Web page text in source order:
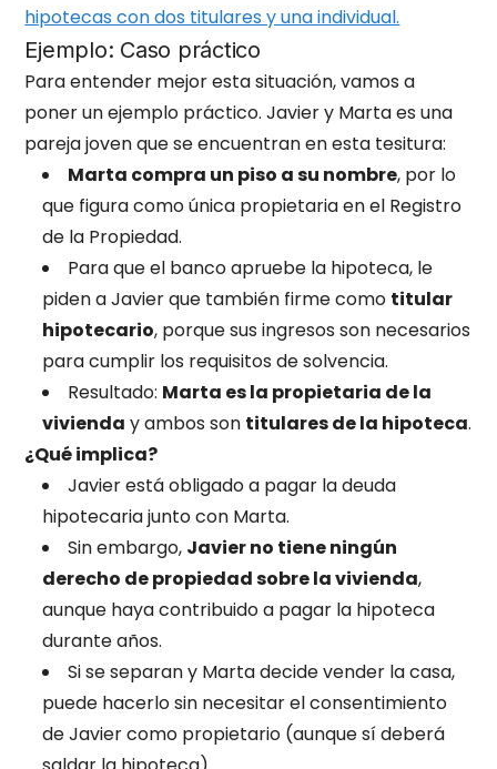
hipotecas con dos titulares y una individual.
Ejemplo: Caso práctico
Para entender mejor esta situación, vamos a
poner un ejemplo práctico. Javier y Marta es una
pareja joven que se encuentran en esta tesitura:
Marta compra un piso a su nombre, por lo
que figura como única propietaria en el Registro
de la Propiedad.
Para que el banco apruebe la hipoteca, le
piden a Javier que también firme como titular
hipotecario, porque sus ingresos son necesarios
para cumplir los requisitos de solvencia.
Resultado: Marta es la propietaria de la
vivienda y ambos son titulares de la hipoteca.
¿Qué implica?
Javier está obligado a pagar la deuda
hipotecaria junto con Marta.
Sin embargo, Javier no tiene ningún
derecho de propiedad sobre la vivienda,
aunque haya contribuido a pagar la hipoteca
durante años.
Si se separan y Marta decide vender la casa,
puede hacerlo sin necesitar el consentimiento
de Javier como propietario (aunque sí deberá